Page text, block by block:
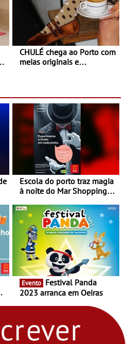
CHULÉ chega ao Porto com
meias originais e
Shopping
Escola do porto traz magia
à noite do Mar Shopping
29 de abril, às 21h00
Evento
2023 arranca em Oeiras